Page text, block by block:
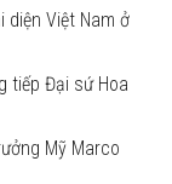
diện Việt Nam ở
tiếp Đại sứ Hoa
Mỹ Marco